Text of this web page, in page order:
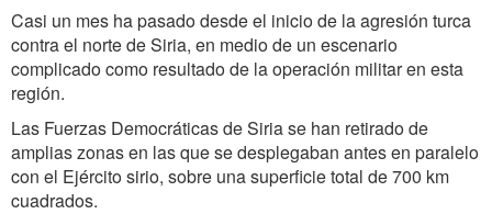
Casi un mes ha pasado desde el inicio de la agresión turca
contra el norte de Siria, en medio de un escenario
complicado como resultado de la operación militar en esta
región.
Las Fuerzas Democráticas de Siria se han retirado de
amplias zonas en las que se desplegaban antes en paralelo
con el Ejército sirio, sobre una superficie total de 700 km
cuadrados.